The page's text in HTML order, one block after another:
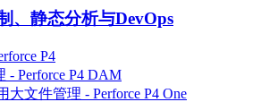
、静态分析与DevOps
P4
- Perforce P4 DAM
大文件管理 - Perforce P4 One